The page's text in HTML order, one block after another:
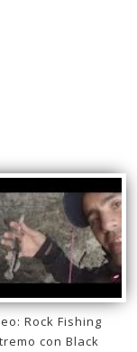
Rock Fishing
con Black